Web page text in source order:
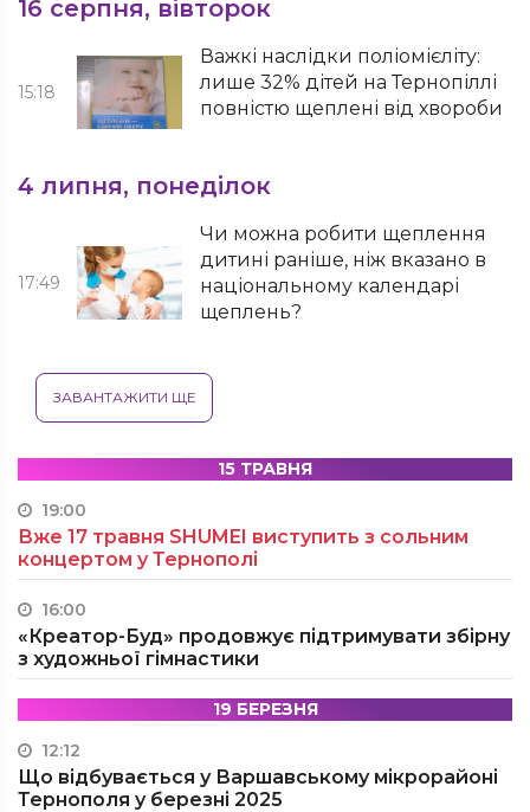
16 серпня, вівторок
15:18
Важкі наслідки поліомієліту:
лише 32% дітей на Тернопіллі
повністю щеплені від хвороби
4 липня, понеділок
17:49
Чи можна робити щеплення
дитині раніше, ніж вказано в
національному календарі
щеплень?
ЗАВАНТАЖИТИ ЩЕ
15 ТРАВНЯ
19:00
Вже 17 травня SHUMEI виступить з сольним
концертом у Тернополі
16:00
«Креатор-Буд» продовжує підтримувати збірну
з художньої гімнастики
19 БЕРЕЗНЯ
12:12
Що відбувається у Варшавському мікрорайоні
Тернополя у березні 2025